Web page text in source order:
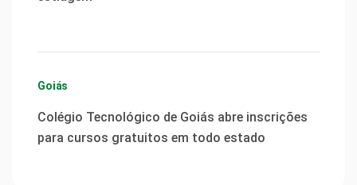
Goiás
Colégio Tecnológico de Goiás abre inscrições
para cursos gratuitos em todo estado